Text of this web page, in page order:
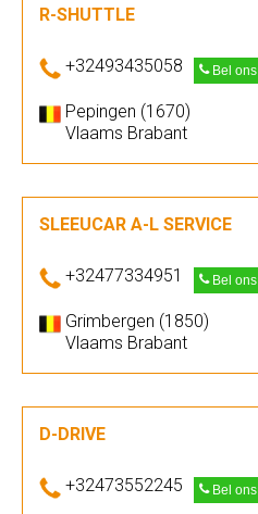
R-SHUTTLE
+32493435058 Bel ons
Pepingen (1670)
Vlaams Brabant
SLEEUCAR A-L SERVICE
+32477334951 Bel ons
Grimbergen (1850)
Vlaams Brabant
D-DRIVE
+32473552245 Bel ons